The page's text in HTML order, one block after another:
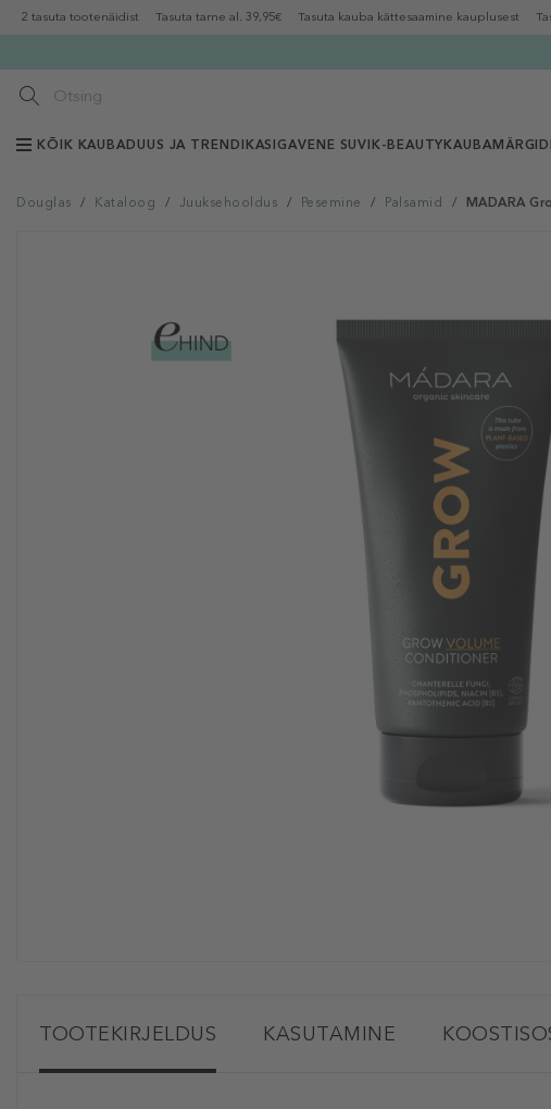
2 tasuta tootenäidist Tasuta tarne al. 39,95€ Tasuta kauba kättesaamine kauplusest
KÕIK KAUBADUUS JA TRENDIKAS IGAVENE SUVI K-BEAUTY KAUBAMÄRGID
Douglas / Kataloog / Juuksehooldus / Pesemine / Palsamid / MADARA
TOOTEKIRJELDUS KASUTAMINE